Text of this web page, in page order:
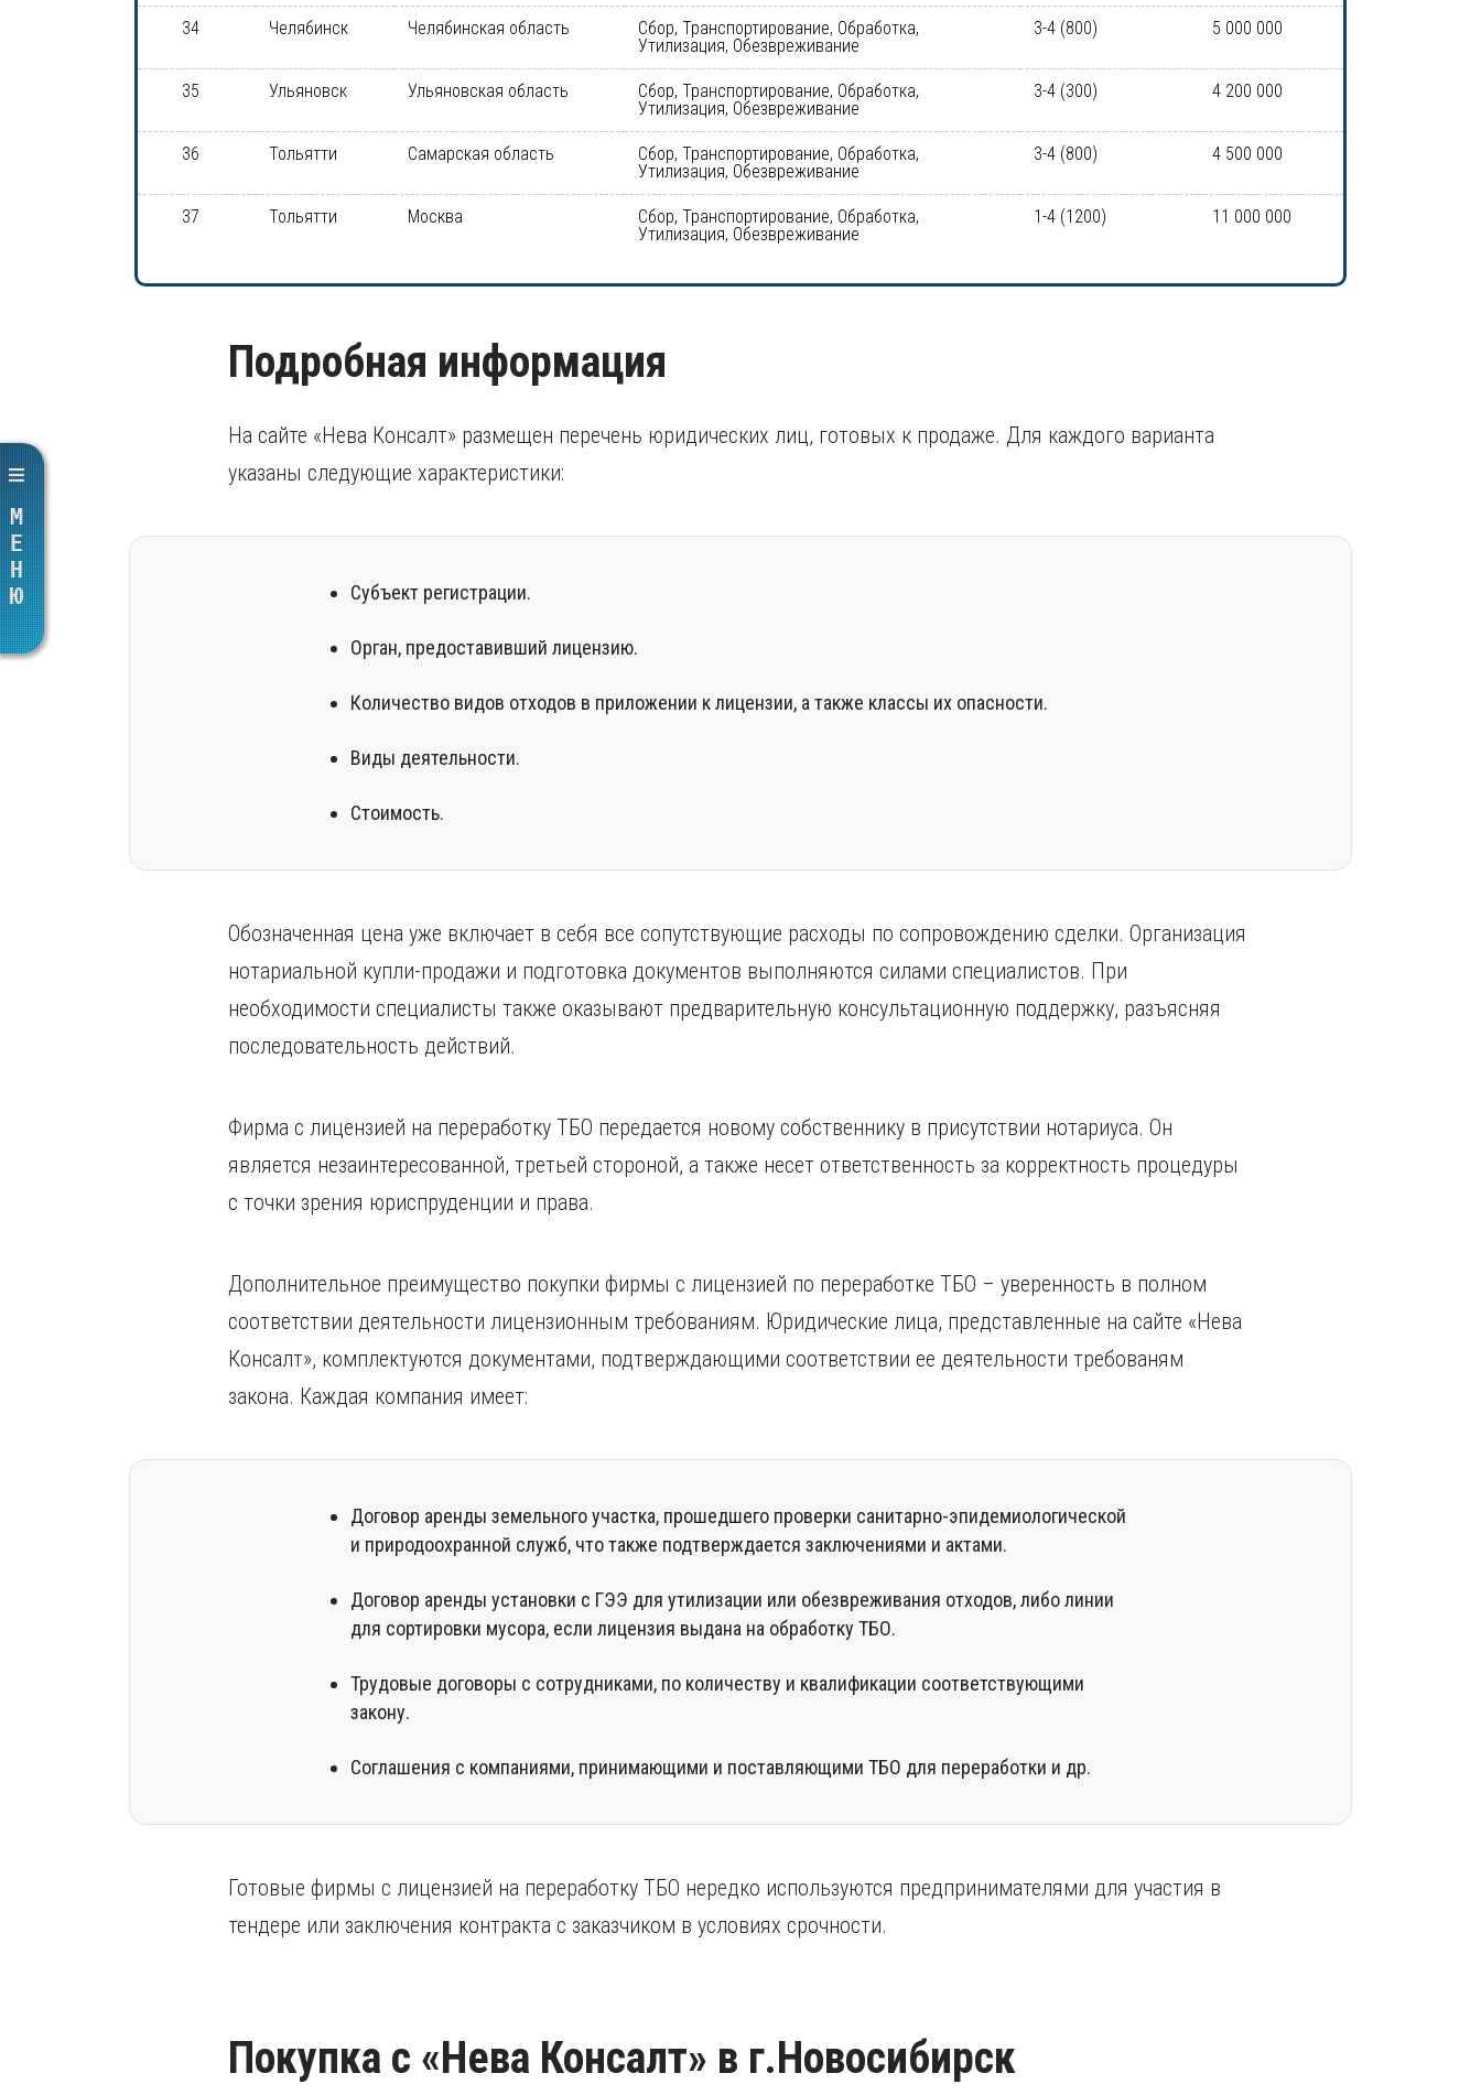
34 Челябинск Челябинская область
Сбор, Транспортирование, Обработка,
Утилизация, Обезвреживание
3-4 (800) 5 000 000
35 Ульяновск Ульяновская область
Сбор, Транспортирование, Обработка,
Утилизация, Обезвреживание
3-4 (300) 4 200 000
36 Тольятти Самарская область
Сбор, Транспортирование, Обработка,
Утилизация, Обезвреживание
3-4 (800) 4 500 000
37 Тольятти Москва
Сбор, Транспортирование, Обработка,
Утилизация, Обезвреживание
1-4 (1200) 11 000 000
Подробная информация
На сайте «Нева Консалт» размещен перечень юридических лиц, готовых к продаже. Для каждого варианта
указаны следующие характеристики:
Субъект регистрации.
Орган, предоставивший лицензию.
Количество видов отходов в приложении к лицензии, а также классы их опасности.
Виды деятельности.
Стоимость.
Обозначенная цена уже включает в себя все сопутствующие расходы по сопровождению сделки. Организация
нотариальной купли-продажи и подготовка документов выполняются силами специалистов. При
необходимости специалисты также оказывают предварительную консультационную поддержку, разъясняя
последовательность действий.
Фирма с лицензией на переработку ТБО передается новому собственнику в присутствии нотариуса. Он
является незаинтересованной, третьей стороной, а также несет ответственность за корректность процедуры
с точки зрения юриспруденции и права.
Дополнительное преимущество покупки фирмы с лицензией по переработке ТБО – уверенность в полном
соответствии деятельности лицензионным требованиям. Юридические лица, представленные на сайте «Нева
Консалт», комплектуются документами, подтверждающими соответствии ее деятельности требованям
закона. Каждая компания имеет:
Договор аренды земельного участка, прошедшего проверки санитарно-эпидемиологической
и природоохранной служб, что также подтверждается заключениями и актами.
Договор аренды установки с ГЭЭ для утилизации или обезвреживания отходов, либо линии
для сортировки мусора, если лицензия выдана на обработку ТБО.
Трудовые договоры с сотрудниками, по количеству и квалификации соответствующими
закону.
Соглашения с компаниями, принимающими и поставляющими ТБО для переработки и др.
Готовые фирмы с лицензией на переработку ТБО нередко используются предпринимателями для участия в
тендере или заключения контракта с заказчиком в условиях срочности.
Покупка с «Нева Консалт» в г.Новосибирск
МЕНЮ